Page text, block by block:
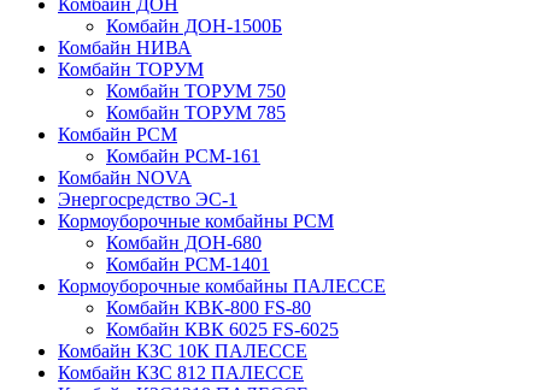
Комбайн ДОН
Комбайн ДОН-1500Б
Комбайн НИВА
Комбайн ТОРУМ
Комбайн ТОРУМ 750
Комбайн ТОРУМ 785
Комбайн РСМ
Комбайн РСМ-161
Комбайн NOVA
Энергосредство ЭС-1
Кормоуборочные комбайны РСМ
Комбайн ДОН-680
Комбайн РСМ-1401
Кормоуборочные комбайны ПАЛЕССЕ
Комбайн КВК-800 FS-80
Комбайн КВК 6025 FS-6025
Комбайн КЗС 10К ПАЛЕССЕ
Комбайн КЗС 812 ПАЛЕССЕ